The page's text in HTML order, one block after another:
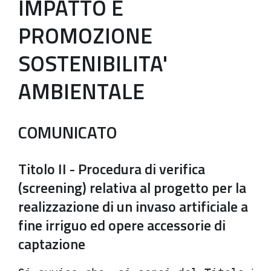
IMPATTO E
PROMOZIONE
SOSTENIBILITA'
AMBIENTALE
COMUNICATO
Titolo II - Procedura di verifica
(screening) relativa al progetto per la
realizzazione di un invaso artificiale a
fine irriguo ed opere accessorie di
captazione